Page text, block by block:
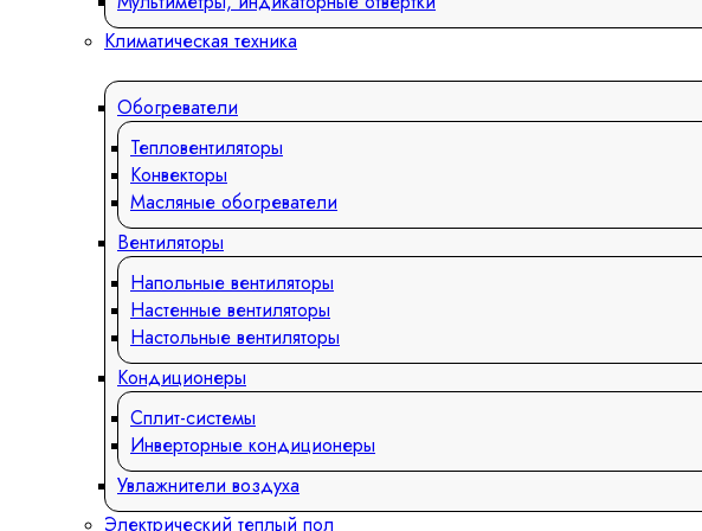
Климатическая техника
Обогреватели
Тепловентиляторы
Конвекторы
Масляные обогреватели
Вентиляторы
Напольные вентиляторы
Настенные вентиляторы
Настольные вентиляторы
Кондиционеры
Сплит-системы
Инверторные кондиционеры
Увлажнители воздуха
Электрический теплый пол